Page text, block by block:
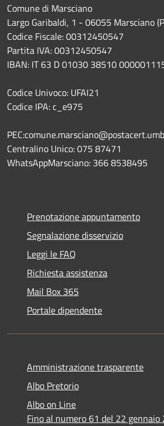
Comune di Marsciano
Largo Garibaldi, 1 - 06055 Marsciano
Codice Fiscale: 00312450547
Partita IVA: 00312450547
IBAN: IT 63 D 01030 38510
Codice Univoco: UFAI21
Codice IPA: c_e975
Centralino Unico: 075 87471
WhatsAppMarsciano: 366 8538495
Prenotazione appuntamento
Segnalazione disservizio
Leggi le FAQ
Richiesta assistenza
Mail Box 365
Portale dipendente
Amministrazione trasparente
Albo Pretorio
Albo on Line
Fino al numero 61 del 22 gennaio